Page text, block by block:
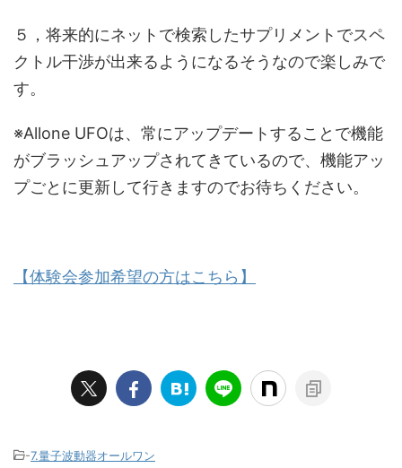
５，将来的にネットで検索したサプリメントでスペ
クトル干渉が出来るようになるそうなので楽しみで
す。
※Allone UFOは、常にアップデートすることで機能
がブラッシュアップされてきているので、機能アッ
プごとに更新して行きますのでお待ちください。
【体験会参加希望の方はこちら】
-7.量子波動器オールワン